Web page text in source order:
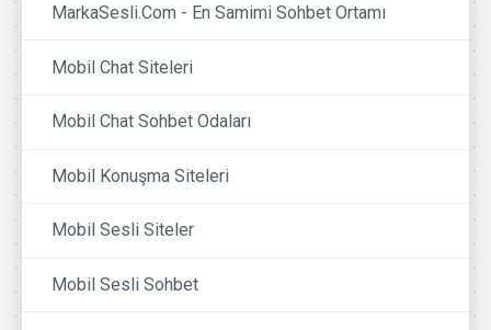
MarkaSesli.Com - En Samimi Sohbet Ortamı
Mobil Chat Siteleri
Mobil Chat Sohbet Odaları
Mobil Konuşma Siteleri
Mobil Sesli Siteler
Mobil Sesli Sohbet